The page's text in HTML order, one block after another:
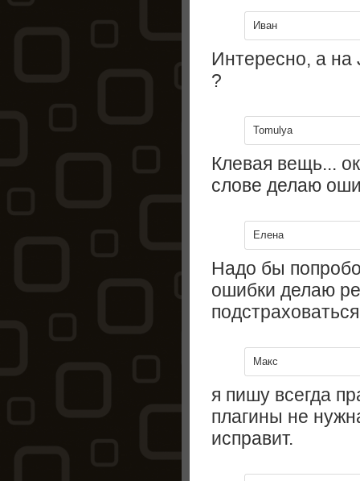
Иван
Интересно, а на
?
Tomulya
Клевая вещь...
слове делаю
Елена
Надо бы
ошибки делаю
Макс
я пишу всегда
плагины не
исправит.